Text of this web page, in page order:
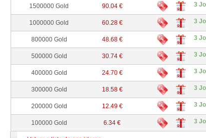
1500000 Gold 90.04 € 3
1000000 Gold 60.28 € 3
800000 Gold 48.68 € 3
500000 Gold 30.74 € 3
400000 Gold 24.70 € 3
300000 Gold 18.58 € 3
200000 Gold 12.49 € 3
100000 Gold 6.34 € 3